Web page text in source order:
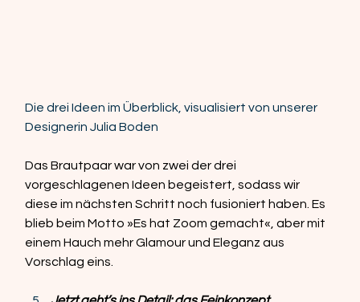
Die drei Ideen im Überblick, visualisiert von unserer
Designerin Julia Boden
Das Brautpaar war von zwei der drei
vorgeschlagenen Ideen begeistert, sodass wir
diese im nächsten Schritt noch fusioniert haben. Es
blieb beim Motto »Es hat Zoom gemacht«, aber mit
einem Hauch mehr Glamour und Eleganz aus
Vorschlag eins.